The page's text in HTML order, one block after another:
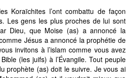
Koraïchites l’ont combattu de façon
Les gens les plus proches de lui sont
Dieu, que Moise (as) a annoncé la
Jésus a annoncé la prophétie de
invitons à l’islam comme vous avez
(les juifs) à l’Évangile. Tout peuple
prophète (as) doit le suivre. Je vous ai